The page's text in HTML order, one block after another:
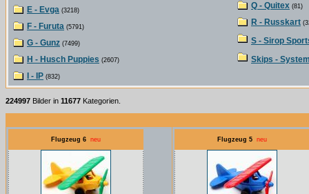
E - Evga (3218)
F - Furuta (5791)
G - Gunz (7499)
H - Husch Puppies (2607)
I - IP (832)
Q - Quitex (81)
R - Russkart
S - Sirop
Skips -
224997 Bilder in 11677 Kategorien.
Flugzeug 6 neu Flugzeug 5 neu